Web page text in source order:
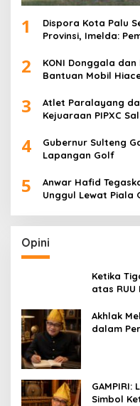
1
Dispora Kota Palu
Provinsi, Imelda:
2
KONI Donggala
Bantuan Mobil
3
Atlet Paralayang
Kejuaraan PIPXC
4
Gubernur Sulteng
Lapangan Golf
5
Anwar Hafid
Unggul Lewat Piala
Opini
Ketika
atas
Akhlak
dalam
Simbol